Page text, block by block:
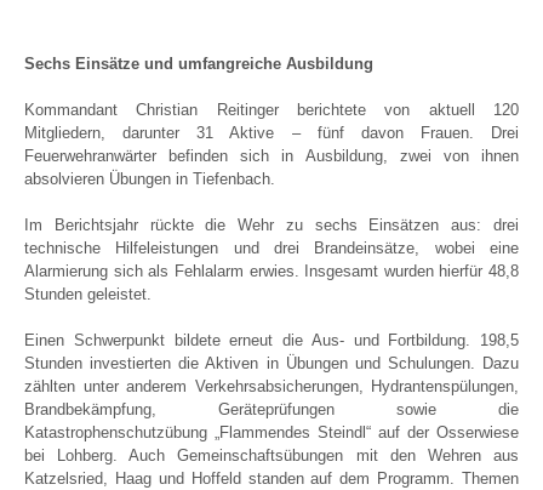
Sechs Einsätze und umfangreiche Ausbildung
Kommandant Christian Reitinger berichtete von aktuell 120
Mitgliedern, darunter 31 Aktive – fünf davon Frauen. Drei
Feuerwehranwärter befinden sich in Ausbildung, zwei von ihnen
absolvieren Übungen in Tiefenbach.
Im Berichtsjahr rückte die Wehr zu sechs Einsätzen aus: drei
technische Hilfeleistungen und drei Brandeinsätze, wobei eine
Alarmierung sich als Fehlalarm erwies. Insgesamt wurden hierfür 48,8
Stunden geleistet.
Einen Schwerpunkt bildete erneut die Aus- und Fortbildung. 198,5
Stunden investierten die Aktiven in Übungen und Schulungen. Dazu
zählten unter anderem Verkehrsabsicherungen, Hydrantenspülungen,
Brandbekämpfung, Geräteprüfungen sowie die
Katastrophenschutzübung „Flammendes Steindl“ auf der Osserwiese
bei Lohberg. Auch Gemeinschaftsübungen mit den Wehren aus
Katzelsried, Haag und Hoffeld standen auf dem Programm. Themen